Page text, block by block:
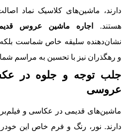
دارند، ماشین‌های کلاسیک نماد
هستند.
اجاره ماشین عروس
نشان‌دهنده سلیقه خاص شماست
و رهگذران نیز با تحسین به مراسم شما
جلب توجه و جلوه در
عروسی
ماشین‌های قدیمی در عکاسی و
دارند. نور، رنگ و فرم خاص این